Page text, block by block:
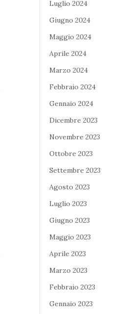
Luglio 2024
Giugno 2024
Maggio 2024
Aprile 2024
Marzo 2024
Febbraio 2024
Gennaio 2024
Dicembre 2023
Novembre 2023
Ottobre 2023
Settembre 2023
Agosto 2023
Luglio 2023
Giugno 2023
Maggio 2023
Aprile 2023
Marzo 2023
Febbraio 2023
Gennaio 2023